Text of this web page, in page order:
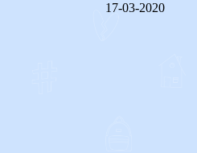
17-03-2020